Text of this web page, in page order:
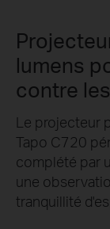
lumens
contre
Le projecteur
Tapo C720
complété par
une
tranquillité